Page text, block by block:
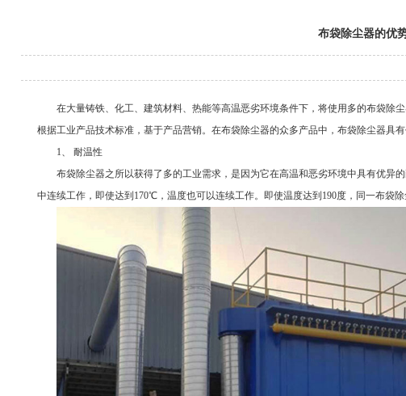
布袋除尘器的优
在大量铸铁、化工、建筑材料、热能等高温恶劣环境条件下，将使用多的布袋除
根据工业产品技术标准，基于产品营销。在布袋除尘器的众多产品中，布袋除尘器具
1、 耐温性
布袋除尘器之所以获得了多的工业需求，是因为它在高温和恶劣环境中具有优
中连续工作，即使达到170℃，温度也可以连续工作。即使温度达到190度，同一布袋除